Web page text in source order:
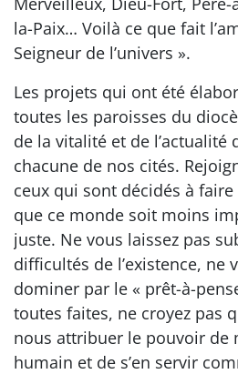
la-Paix… Voilà ce que fait
Seigneur de l’univers ».
Les projets qui ont été
toutes les paroisses du
de la vitalité et de l’actualité
chacune de nos cités.
ceux qui sont décidés à
que ce monde soit moins
juste. Ne vous laissez pas
difficultés de l’existence, ne
dominer par le « prêt-à-
toutes faites, ne croyez pas
nous attribuer le pouvoir de
humain et de s’en servir